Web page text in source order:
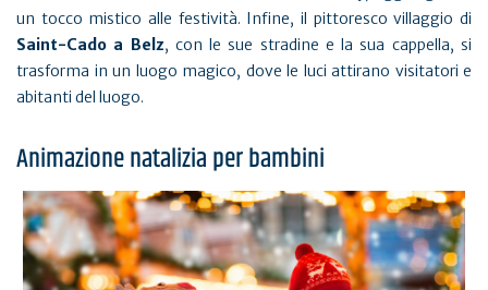
un tocco mistico alle festività. Infine, il pittoresco villaggio di
Saint-Cado a Belz, con le sue stradine e la sua cappella, si
trasforma in un luogo magico, dove le luci attirano visitatori e
abitanti del luogo.
Animazione natalizia per bambini